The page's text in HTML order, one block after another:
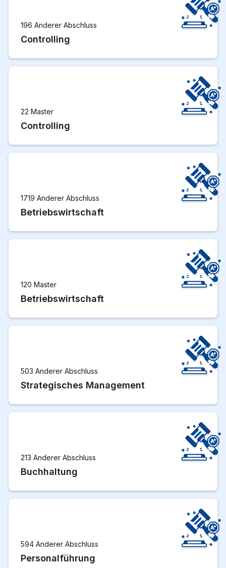
196 Anderer Abschluss
Controlling
22 Master
Controlling
1719 Anderer Abschluss
Betriebswirtschaft
120 Master
Betriebswirtschaft
503 Anderer Abschluss
Strategisches Management
213 Anderer Abschluss
Buchhaltung
594 Anderer Abschluss
Personalführung